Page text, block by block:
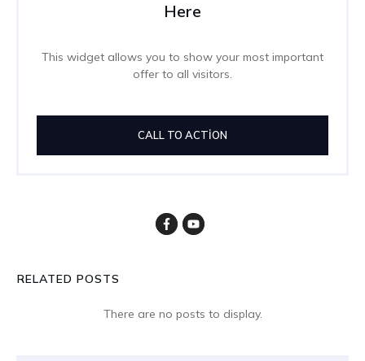
Here
This widget allows you to show your most important
offer to all visitors.
CALL TO ACTION
RELATED POSTS